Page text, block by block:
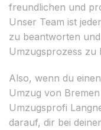
freundlichen und
Unser Team ist
zu beantworten
Umzugsprozess zu
Also, wenn du
Umzug von
Umzugsprofi
darauf, dir bei